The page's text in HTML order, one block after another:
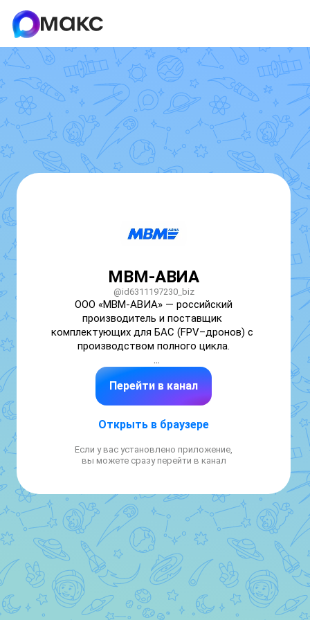
МВМ-АВИА
@id6311197230_biz
ООО «МВМ-АВИА» — российский
производитель и поставщик
комплектующих для БАС (FPV–дронов) с
производством полного цикла.
Для заказа и консультации напишите
нашему менеджеру:
✉️ Email: shop@mvmavia.ru
📞 +7 (927) 778-33-77
Перейти в канал
Открыть в браузере
Если у вас установлено приложение,
вы можете сразу перейти в канал